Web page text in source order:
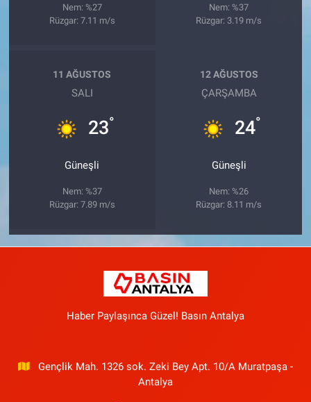
Nem: %27
Rüzgar: 7.11 m/s
Nem: %37
Rüzgar: 3.19 m/s
11 AĞUSTOS
SALI
23°
Güneşli
Nem: %37
Rüzgar: 7.89 m/s
12 AĞUSTOS
ÇARŞAMBA
24°
Güneşli
Nem: %26
Rüzgar: 8.11 m/s
Haber Paylaşınca Güzel! Basın Antalya
Gençlik Mah. 1326 sok. Zeki Bey Apt. 10/A Muratpaşa -
Antalya